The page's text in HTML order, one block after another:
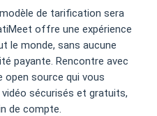
de tarification sera
offre une expérience
le monde, sans aucune
payante. Rencontre avec
open source qui vous
sécurisés et gratuits,
de compte.